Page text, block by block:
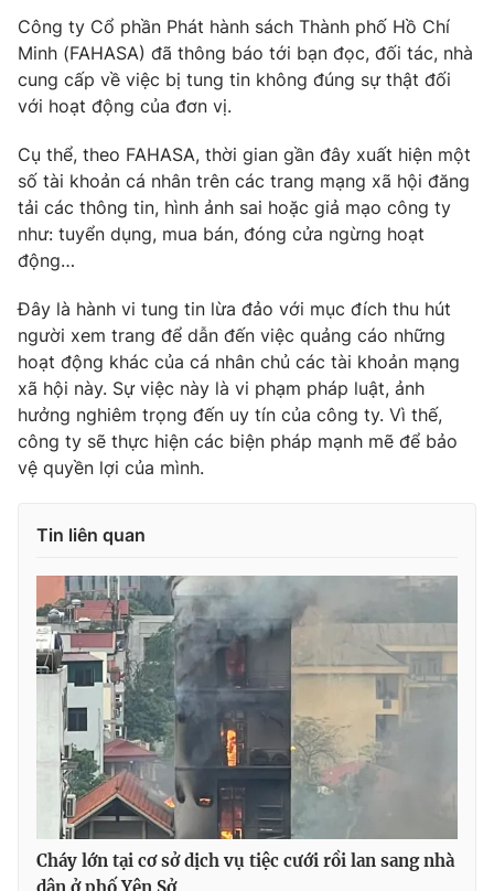
VTV Money VTV Thể thao
Thị trường 24h Tấm lòng Việt
VTV4
VTV9 VTV8
Liên hệ tòa soạn English
Theo dõi báo trên
Cơ quan chủ quản:Đài Truyền hình Việt Nam
Cơ quan báo chí:Thời báo VTV
Giấy phép hoạt động báo in và báo điện tử số 483/GP-BTTTT
cấp ngày 29/12/2023
Tổng Biên tập:Vũ Thanh Thủy
Phó Tổng Biên tập:Nguyễn Thị Mỹ Hạnh, Phạm Quốc Thắng,
Nguyễn Trọng Ninh
Tổng đài VTV:024.38 355 931 - 024.38 355 932
Công ty Cổ phần Phát hành sách Thành phố Hồ Chí
Minh (FAHASA) đã thông báo tới bạn đọc, đối tác, nhà
cung cấp về việc bị tung tin không đúng sự thật đối
với hoạt động của đơn vị.
Cụ thể, theo FAHASA, thời gian gần đây xuất hiện một
số tài khoản cá nhân trên các trang mạng xã hội đăng
tải các thông tin, hình ảnh sai hoặc giả mạo công ty
như: tuyển dụng, mua bán, đóng cửa ngừng hoạt
động…
Đây là hành vi tung tin lừa đảo với mục đích thu hút
người xem trang để dẫn đến việc quảng cáo những
hoạt động khác của cá nhân chủ các tài khoản mạng
xã hội này. Sự việc này là vi phạm pháp luật, ảnh
hưởng nghiêm trọng đến uy tín của công ty. Vì thế,
công ty sẽ thực hiện các biện pháp mạnh mẽ để bảo
vệ quyền lợi của mình.
Tin liên quan
Cháy lớn tại cơ sở dịch vụ tiệc cưới rồi lan sang nhà